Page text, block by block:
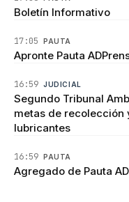
Boletín Informativo
17:05 PAUTA
Apronte Pauta
16:59 JUDICIAL
Segundo Tribunal
metas de recolección
lubricantes
16:59 PAUTA
Agregado de Pauta